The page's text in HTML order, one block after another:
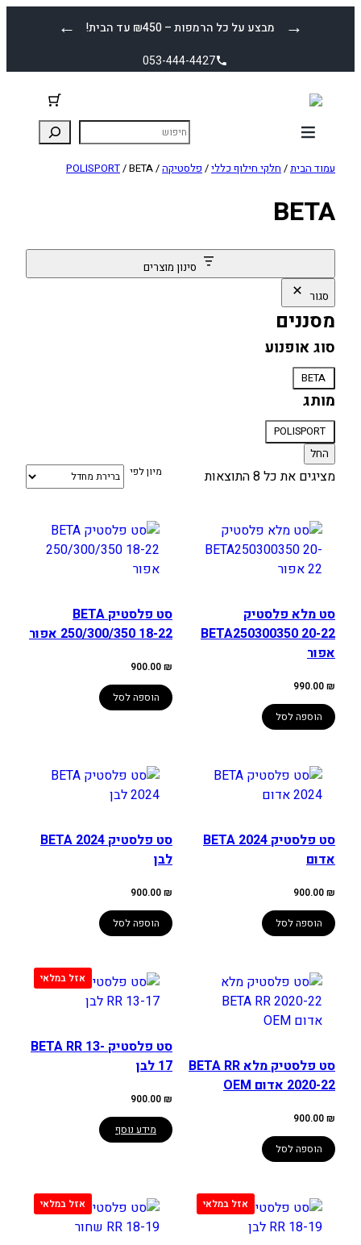
← מבצע על כל הרמפות – ₪450 עד הבית! →
053-444-4427
עמוד הבית/ חלקי חילוף כללי/ פלסטיקה/
POLISPORT/ BETA
BETA
סינון מוצרים
סגור
מסננים
סוג אופנוע
סוג
אופנוע
BETA
מותג
מותג
POLISPORT
החל
מציגים את כל ⁦8⁩ התוצאות מיון לפי
סט מלא פלסטיק
BETA250300350 20-22
אפור
990.00₪
הוספה לסל
סט פלסטיק BETA
250/300/350 18-22 אפור
900.00₪
הוספה לסל
סט פלסטיק BETA 2024
אדום
900.00₪
הוספה לסל
סט פלסטיק BETA 2024
לבן
900.00₪
הוספה לסל
סט פלסטיק מלא BETA RR
2020-22 אדום OEM
900.00₪
הוספה לסל
סט פלסטיק BETA RR 13-
17 לבן
900.00₪
מידע נוסף